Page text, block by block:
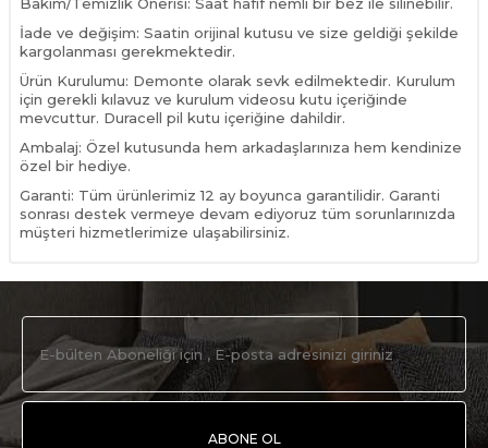
İade ve değişim: Saatin orijinal kutusu ve size geldiği şekilde
kargolanması gerekmektedir.
Ürün Kurulumu: Demonte olarak sevk edilmektedir. Kurulum
için gerekli kılavuz ve kurulum videosu kutu içeriğinde
mevcuttur. Duracell pil kutu içeriğine dahildir.
Ambalaj: Özel kutusunda hem arkadaşlarınıza hem kendinize
özel bir hediye.
Garanti: Tüm ürünlerimiz 12 ay boyunca garantilidir. Garanti
sonrası destek vermeye devam ediyoruz tüm sorunlarınızda
müşteri hizmetlerimize ulaşabilirsiniz.
ABONE OL